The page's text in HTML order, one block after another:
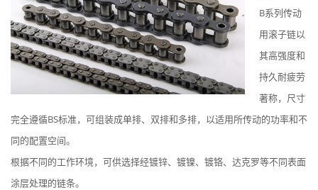
B系列传动
用滚子链以
其高强度和
持久耐疲劳
著称，尺寸
完全遵循BS标准，可组装成单排、双排和多排，以适用所传动的功率和不
同的配置空间。
根据不同的工作环境，可供选择经镀锌、镀镍、镀铬、达克罗等不同表面
涂层处理的链条。